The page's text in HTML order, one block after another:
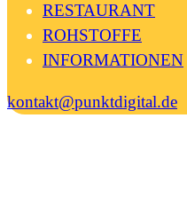
RESTAURANT
ROHSTOFFE
INFORMATIONEN
kontakt@punktdigital.de